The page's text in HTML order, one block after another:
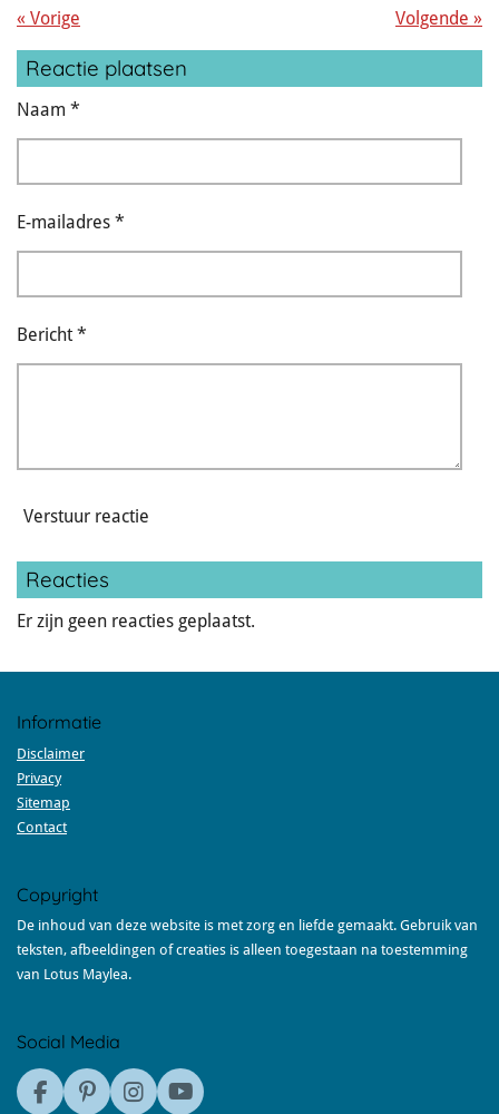
« Vorige Volgende »
Reactie plaatsen
Naam *
E-mailadres *
Bericht *
Verstuur reactie
Reacties
Er zijn geen reacties geplaatst.
Informatie
Disclaimer
Privacy
Sitemap
Contact
Copyright
De inhoud van deze website is met zorg en liefde gemaakt. Gebruik van
teksten, afbeeldingen of creaties is alleen toegestaan na toestemming
van Lotus Maylea.
Social Media
F
P
I
Y